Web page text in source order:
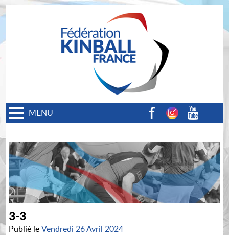
MENU
3-3
Publié leVendredi 26 Avril 2024